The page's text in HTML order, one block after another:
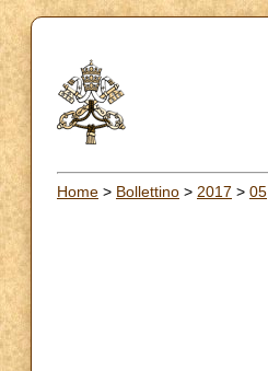
Home > Bollettino > 2017 > 05